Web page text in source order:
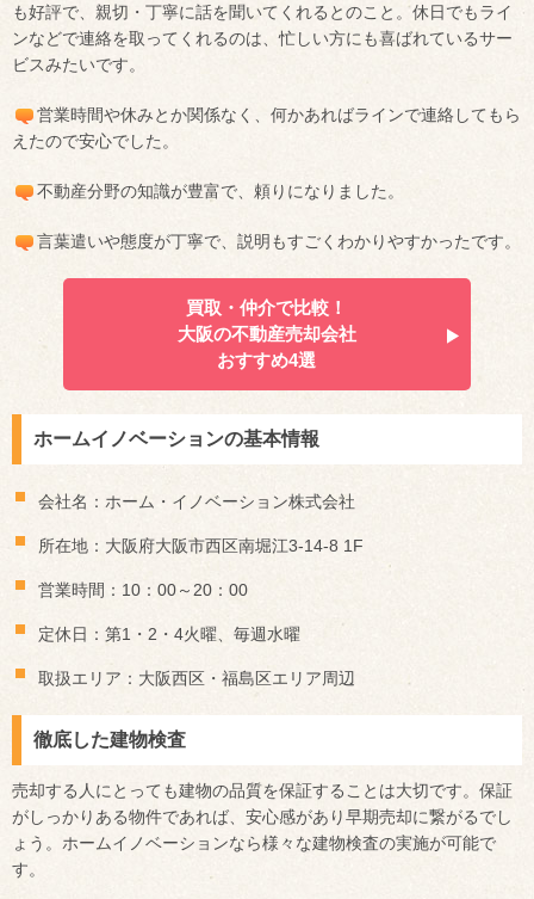
も好評で、親切・丁寧に話を聞いてくれるとのこと。休日でもライ
ンなどで連絡を取ってくれるのは、忙しい方にも喜ばれているサー
ビスみたいです。
営業時間や休みとか関係なく、何かあればラインで連絡してもら
えたので安心でした。
不動産分野の知識が豊富で、頼りになりました。
言葉遣いや態度が丁寧で、説明もすごくわかりやすかったです。
買取・仲介で比較！
大阪の不動産売却会社
おすすめ4選
ホームイノベーションの基本情報
会社名：ホーム・イノベーション株式会社
所在地：大阪府大阪市西区南堀江3-14-8 1F
営業時間：10：00～20：00
定休日：第1・2・4火曜、毎週水曜
取扱エリア：大阪西区・福島区エリア周辺
徹底した建物検査
売却する人にとっても建物の品質を保証することは大切です。保証
がしっかりある物件であれば、安心感があり早期売却に繋がるでし
ょう。ホームイノベーションなら様々な建物検査の実施が可能で
す。